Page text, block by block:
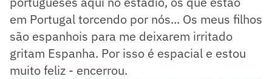
em Portugal torcendo por nós... Os meus filhos
são espanhois para me deixarem irritado
gritam Espanha. Por isso é espacial e estou
muito feliz - encerrou.